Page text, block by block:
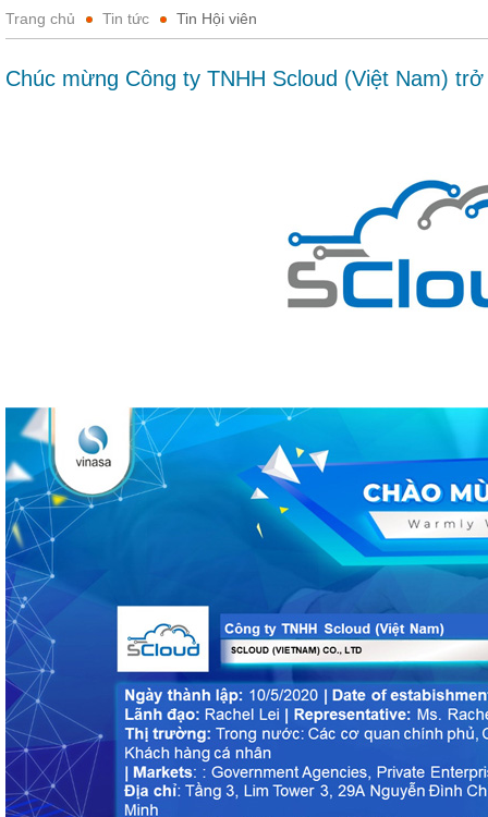
Trang chủ Tin tức Tin Hội viên
Chúc mừng Công ty TNHH Scloud (Việt Nam)